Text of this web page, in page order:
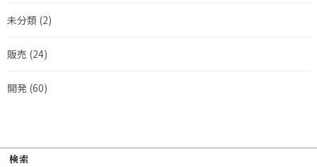
未分類 (2)
販売 (24)
開発 (60)
検索